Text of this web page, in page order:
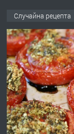
ПРЕДЛАГА
Случайна рецепта